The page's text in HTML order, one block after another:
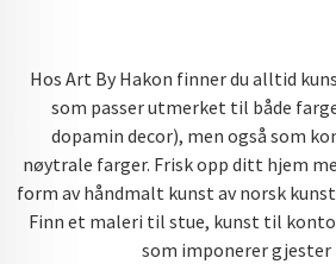
Hos Art By Hakon finner du alltid
som passer utmerket til både
dopamin decor), men også som
nøytrale farger. Frisk opp ditt hjem
form av håndmalt kunst av norsk
Finn et maleri til stue, kunst til
som imponerer gjester